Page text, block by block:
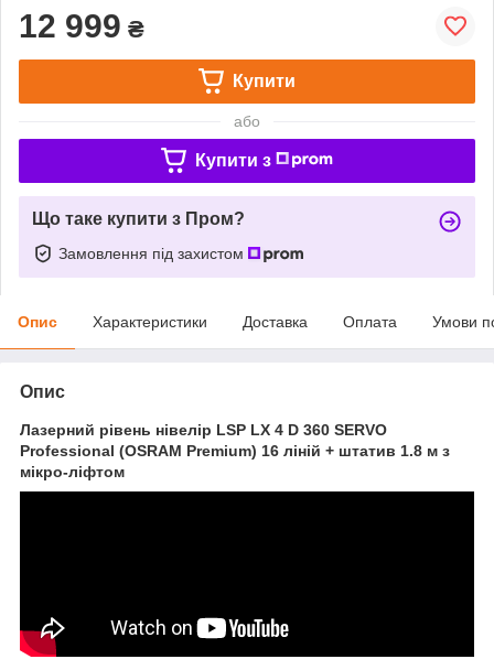
12 999 ₴
Купити
або
Купити з
Що таке купити з Пром?
Замовлення під захистом
Опис Характеристики Доставка Оплата Умови
Опис
Лазерний рівень нівелір LSP LX 4 D 360 SERVO
Professional (OSRAM Premium) 16 ліній + штатив 1.8 м з
мікро-ліфтом